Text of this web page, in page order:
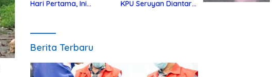
Hari Pertama, Ini
KPU Seruyan Diantar
Berita Terbaru